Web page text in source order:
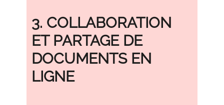
3. COLLABORATION
ET PARTAGE DE
DOCUMENTS EN
LIGNE